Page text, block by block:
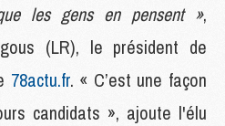
les gens en pensent »,
(LR), le président de
78actu.fr. « C’est une façon
candidats », ajoute l'élu